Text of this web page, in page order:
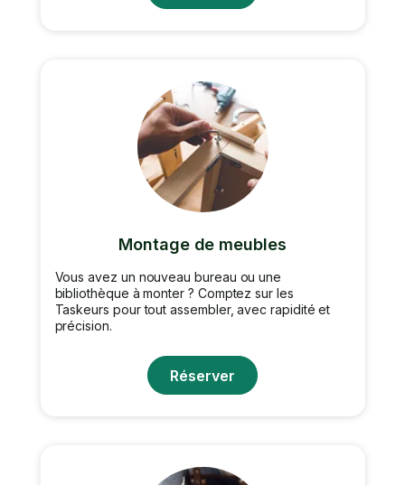
Montage de meubles
Vous avez un nouveau bureau ou une
bibliothèque à monter ? Comptez sur les
Taskeurs pour tout assembler, avec rapidité et
précision.
Réserver